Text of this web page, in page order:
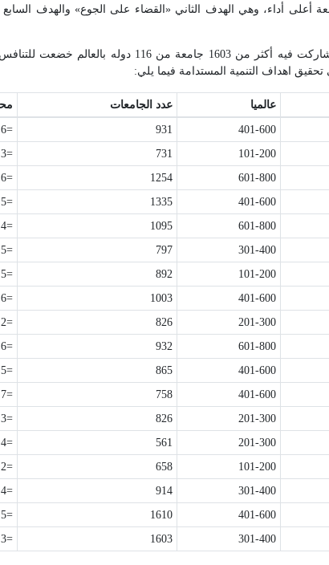
أعلى أداء، وهي الهدف الثاني «القضاء على الجوع» والهدف
الجدير بالذكر أنه قد سجلت نتيجة التصنيف البريطاني هذا العام،
عالميا عدد الجامعات
401-600
931
=6
101-200
731
=3
601-800
1254
=6
401-600
1335
=5
601-800
1095
=4
301-400
797
=5
101-200
892
=5
401-600
1003
=6
201-300
826
=2
601-800
932
=6
401-600
865
=5
401-600
758
=7
201-300
826
=3
201-300
561
=4
101-200
658
=2
301-400
914
=4
401-600
1610
=5
301-400
1603
=3